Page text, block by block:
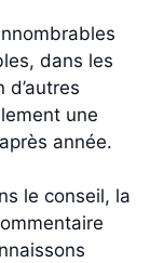
dans les
une
année.
le conseil, la